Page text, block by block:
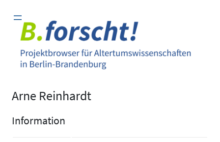
Inhalt
springen
Arne Reinhardt
Information